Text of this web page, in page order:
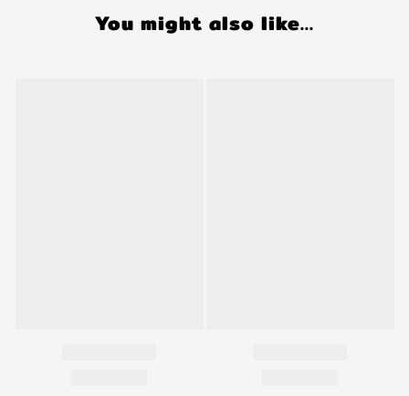
You might also like...